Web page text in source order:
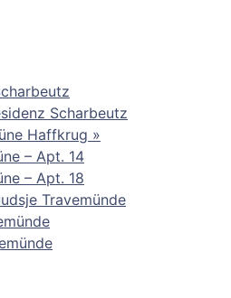
Scharbeutz
Haffkrug »
– Apt. 14
– Apt. 18
Travemünde